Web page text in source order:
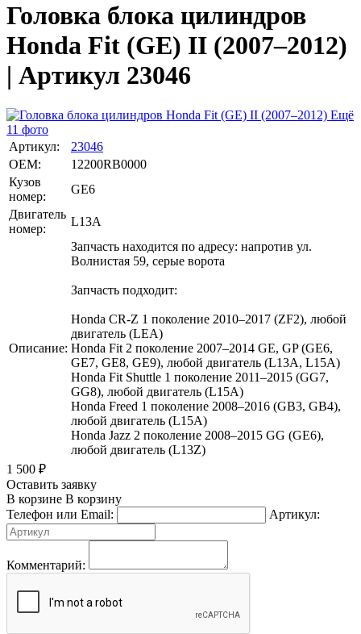
Головка блока цилиндров
Honda Fit (GE) II (2007–2012)
| Артикул 23046
Ещё
11 фото
Артикул:
23046
OEM:
12200RB0000
Кузов
номер:
GE6
Двигатель
номер:
L13A
Описание:
Запчасть находится по адресу: напротив ул.
Волнистая 59, серые ворота
Запчасть подходит:
Honda CR-Z 1 поколение 2010–2017 (ZF2), любой
двигатель (LEA)
Honda Fit 2 поколение 2007–2014 GE, GP (GE6,
GE7, GE8, GE9), любой двигатель (L13A, L15A)
Honda Fit Shuttle 1 поколение 2011–2015 (GG7,
GG8), любой двигатель (L15A)
Honda Freed 1 поколение 2008–2016 (GB3, GB4),
любой двигатель (L15A)
Honda Jazz 2 поколение 2008–2015 GG (GE6),
любой двигатель (L13Z)
1 500 ₽
Оставить заявку
В корзине В корзину
Телефон или Email:
Артикул:
Комментарий: